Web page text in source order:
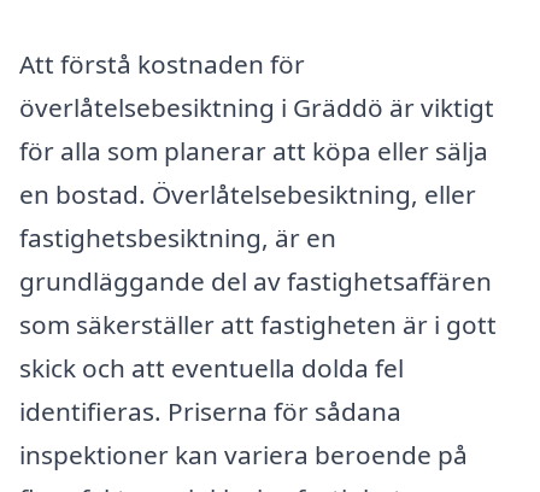
Att förstå kostnaden för
överlåtelsebesiktning i Gräddö är viktigt
för alla som planerar att köpa eller sälja
en bostad. Överlåtelsebesiktning, eller
fastighetsbesiktning, är en
grundläggande del av fastighetsaffären
som säkerställer att fastigheten är i gott
skick och att eventuella dolda fel
identifieras. Priserna för sådana
inspektioner kan variera beroende på